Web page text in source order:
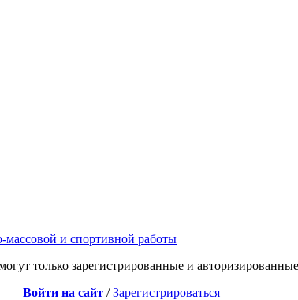
и спортивной работы
только зарегистрированные и
Войти на сайт /Зарегистрироваться